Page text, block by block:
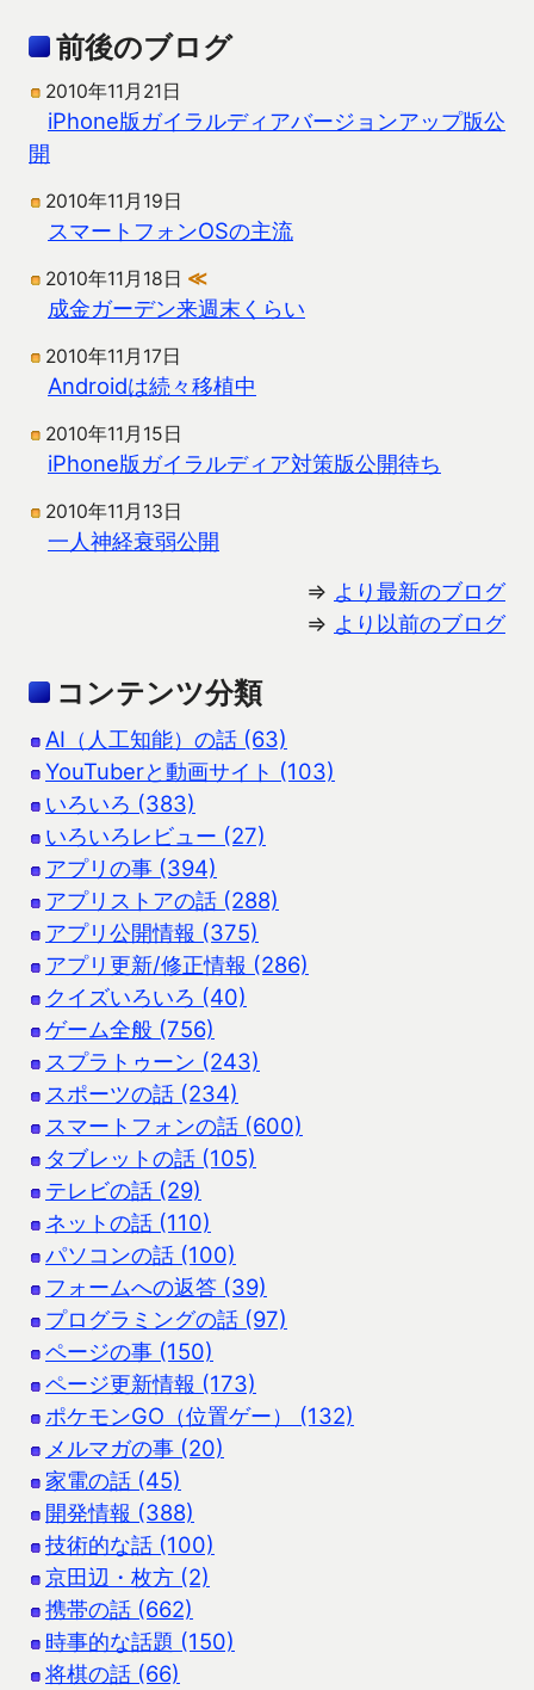
前後のブログ
2010年11月21日
iPhone版ガイラルディアバージョンアップ版公
開
2010年11月19日
スマートフォンOSの主流
2010年11月18日 ≪
成金ガーデン来週末くらい
2010年11月17日
Androidは続々移植中
2010年11月15日
iPhone版ガイラルディア対策版公開待ち
2010年11月13日
一人神経衰弱公開
⇒ より最新のブログ
⇒ より以前のブログ
コンテンツ分類
AI（人工知能）の話 (63)
YouTuberと動画サイト (103)
いろいろ (383)
いろいろレビュー (27)
アプリの事 (394)
アプリストアの話 (288)
アプリ公開情報 (375)
アプリ更新/修正情報 (286)
クイズいろいろ (40)
ゲーム全般 (756)
スプラトゥーン (243)
スポーツの話 (234)
スマートフォンの話 (600)
タブレットの話 (105)
テレビの話 (29)
ネットの話 (110)
パソコンの話 (100)
フォームへの返答 (39)
プログラミングの話 (97)
ページの事 (150)
ページ更新情報 (173)
ポケモンGO（位置ゲー） (132)
メルマガの事 (20)
家電の話 (45)
開発情報 (388)
技術的な話 (100)
京田辺・枚方 (2)
携帯の話 (662)
時事的な話題 (150)
将棋の話 (66)